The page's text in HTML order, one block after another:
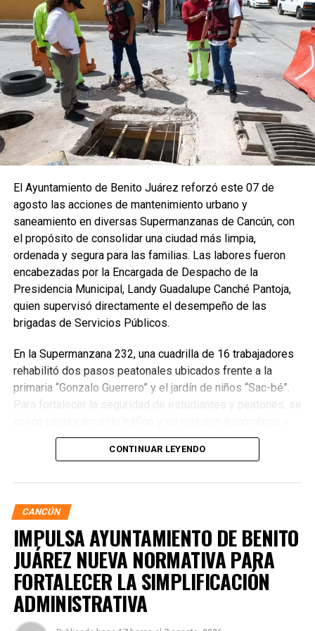
El Ayuntamiento de Benito Juárez reforzó este 07 de
agosto las acciones de mantenimiento urbano y
saneamiento en diversas Supermanzanas de Cancún, con
el propósito de consolidar una ciudad más limpia,
ordenada y segura para las familias. Las labores fueron
encabezadas por la Encargada de Despacho de la
Presidencia Municipal, Landy Guadalupe Canché Pantoja,
quien supervisó directamente el desempeño de las
brigadas de Servicios Públicos.
En la Supermanzana 232, una cuadrilla de 16 trabajadores
rehabilitó dos pasos peatonales ubicados frente a la
primaria “Gonzalo Guerrero” y el jardín de niños “Sac-bé”.
Para fortalecer la seguridad de estudiantes y peatones, se
residuos vegetales acumulados en la zona. Estas
acciones buscan garantizar entornos escolares más
CONTINUAR LEYENDO
CANCÚN
IMPULSA AYUNTAMIENTO DE BENITO
JUÁREZ NUEVA NORMATIVA PARA
FORTALECER LA SIMPLIFICACIÓN
ADMINISTRATIVA